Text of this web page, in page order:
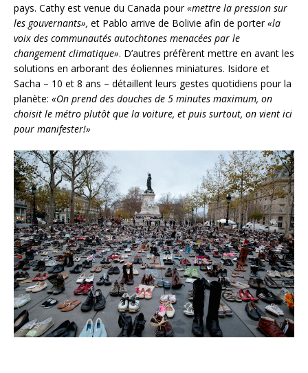
pays. Cathy est venue du Canada pour«mettre la pression sur
les gouvernants», et Pablo arrive de Bolivie afin de porter«la
voix des communautés autochtones menacées par le
changement climatique». D’autres préfèrent mettre en avant les
solutions en arborant des éoliennes miniatures. Isidore et
Sacha – 10 et 8 ans – détaillent leurs gestes quotidiens pour la
planète: «On prend des douches de 5 minutes maximum, on
choisit le métro plutôt que la voiture, et puis surtout, on vient ici
pour manifester!»